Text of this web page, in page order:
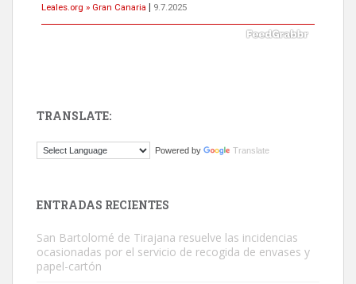
Leales.org » Gran Canaria
9.7.2025
Este gato macho ha aparecido en la calle hace menos de un mes,
TRANSLATE:
Powered by Translate
ENTRADAS RECIENTES
San Bartolomé de Tirajana resuelve las incidencias
ocasionadas por el servicio de recogida de envases y
papel-cartón